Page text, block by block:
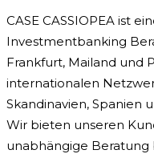
CASE CASSIOPEA ist
Investmentbanking
Frankfurt, Mailand und
internationalen
Skandinavien, Spanien
Wir bieten unseren
unabhängige Beratung